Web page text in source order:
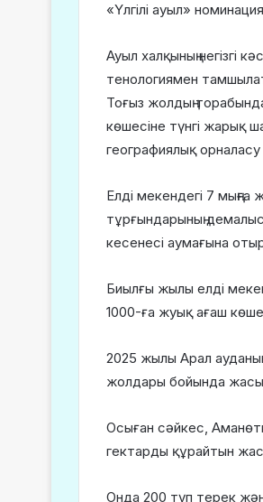
«Үлгілі ауыл»
Ауыл халқының негізгі
тенологиямен
Тоғыз жолдың
көшесіне түнгі жарық
географиялық
Елді мекендегі 7
тұрғындарының
кесенесі аумағына
Биылғы жылы елді
1000-ға жуық ағаш
2025 жылы Арал
жолдары бойында
Осыған сәйкес,
гектарды құрайтын
Онда 200 түп терек